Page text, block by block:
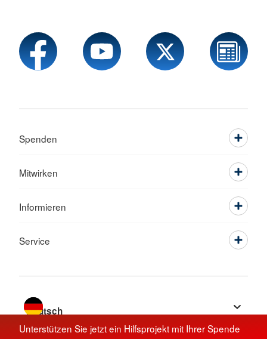
Unterstützen Sie jetzt ein Hilfsprojekt mit Ihrer Spende
Spenden
Mitwirken
Informieren
Service
Sprache wechseln zu